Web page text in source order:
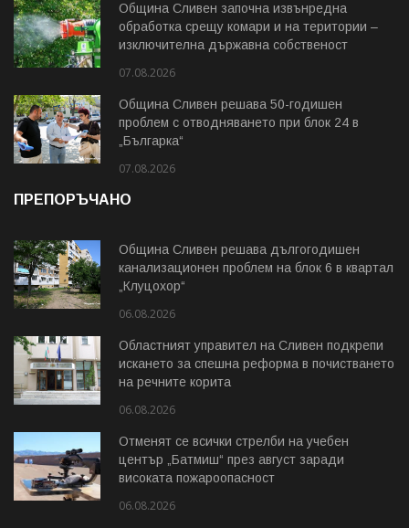
Община Сливен започна извънредна
обработка срещу комари и на територии –
изключителна държавна собственост
07.08.2026
Община Сливен решава 50-годишен
проблем с отводняването при блок 24 в
„Българка“
07.08.2026
ПРЕПОРЪЧАНО
Община Сливен решава дългогодишен
канализационен проблем на блок 6 в квартал
„Клуцохор“
06.08.2026
Областният управител на Сливен подкрепи
искането за спешна реформа в почистването
на речните корита
06.08.2026
Отменят се всички стрелби на учебен
център „Батмиш“ през август заради
високата пожароопасност
06.08.2026